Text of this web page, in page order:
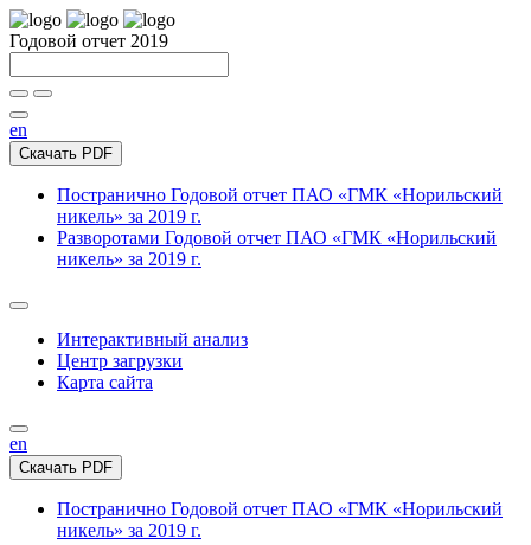
Годовой отчет 2019
en
Скачать PDF
Постранично Годовой отчет ПАО «ГМК «Норильский
никель» за 2019 г.
Разворотами Годовой отчет ПАО «ГМК «Норильский
никель» за 2019 г.
Интерактивный анализ
Центр загрузки
Карта сайта
en
Скачать PDF
Постранично Годовой отчет ПАО «ГМК «Норильский
никель» за 2019 г.